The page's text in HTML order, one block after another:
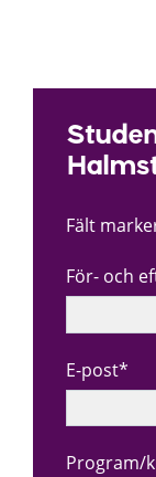
Fält
För- och
E-post*
Program/